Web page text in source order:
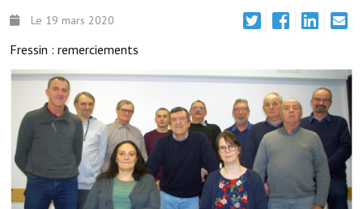
Urbanisme
Nous contacter
Horaires de la mairie
Les foulées fressinoises
ACCÈS RAPIDE
Le 19 mars 2020
Fressin : remerciements